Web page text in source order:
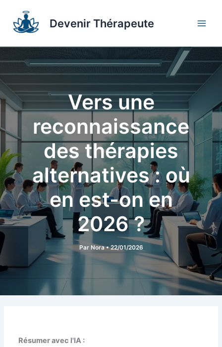
contenu
Devenir Thérapeute
Vers une
reconnaissance
des thérapies
alternatives : où
en est-on en
2026 ?
Par Nora•22/01/2026
Résumer avec l'IA :